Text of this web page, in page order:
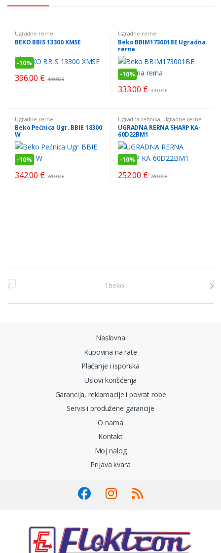
Ugradne rerne
BEKO BBIS 13300 XMSE
-10%
396.00 € 440.00€
Ugradne rerne
Beko BBIM173001BE Ugradna
rerna
-10%
333.00 € 370.00€
Ugradne rerne
Beko Pećnica Ugr. BBIE 18300
W
-10%
342.00 € 380.00€
Ugradna tehnika, Ugradne rerne
UGRADNA RERNA SHARP KA-
60D22BM1
-10%
252.00 € 280.00€
Brands Carousel
Naslovna
Kupovina na rate
Plaćanje i isporuka
Uslovi korišćenja
Garancija, reklamacije i povrat robe
Servis i produžene garancije
O nama
Kontakt
Moj nalog
Prijava kvara